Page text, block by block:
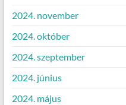
2024. november
2024. október
2024. szeptember
2024. június
2024. május